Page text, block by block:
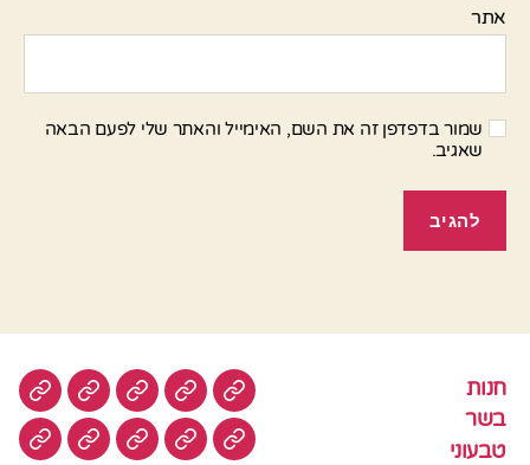
אתר
שמור בדפדפן זה את השם, האימייל והאתר שלי לפעם הבאה
שאגיב.
חנות
בשר
טבעוני
חנות בשר טבעוניסלטים
עוגיותעוף צמחונידגים